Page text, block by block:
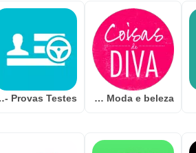
Coisas de Diva - Moda e beleza
Testes